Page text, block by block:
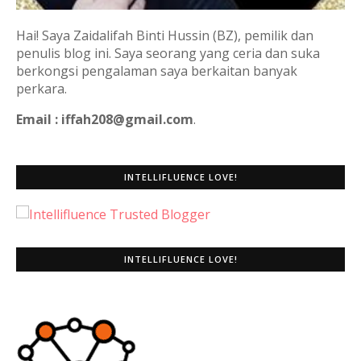
Hai! Saya Zaidalifah Binti Hussin (BZ), pemilik dan
penulis blog ini. Saya seorang yang ceria dan suka
berkongsi pengalaman saya berkaitan banyak
perkara.
Email : iffah208@gmail.com.
INTELLIFLUENCE LOVE!
INTELLIFLUENCE LOVE!